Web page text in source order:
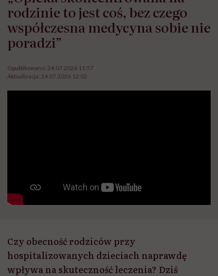
rodzinie to jest coś, bez czego
współczesna medycyna sobie nie
poradzi”
Opublikowano: 24.07.2026 11:57
Aktualizacja: 24.07.2026 12:02
Czy obecność rodziców przy
hospitalizowanych dzieciach naprawdę
wpływa na skuteczność leczenia? Dziś